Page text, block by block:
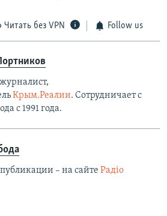
Читать без VPN Follow us
Крым.Реалии. Сотрудничает с
с 1991 года.
– на сайте Радіо